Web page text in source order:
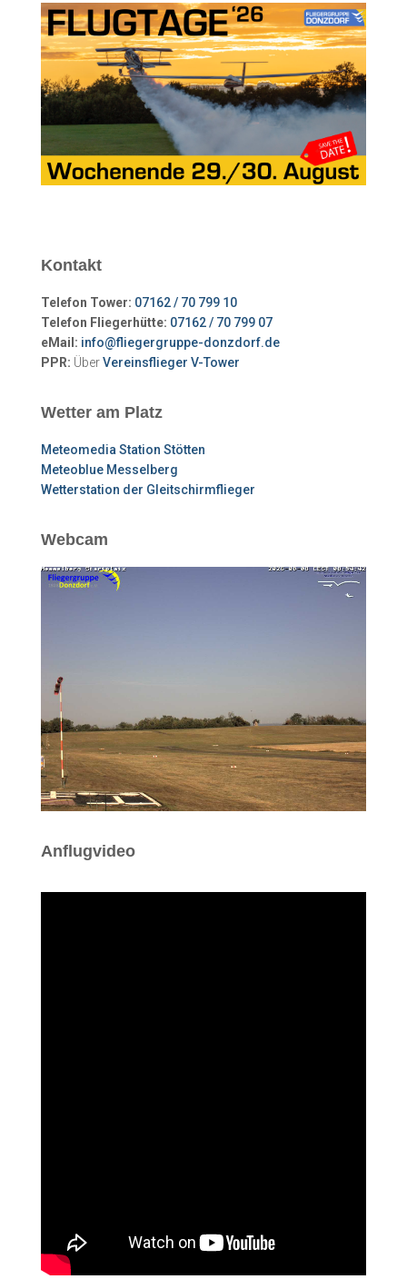
Kontakt
Telefon Tower: 07162 / 70 799 10
Telefon Fliegerhütte: 07162 / 70 799 07
eMail: info@fliegergruppe-donzdorf.de
PPR: ÜberVereinsflieger V-Tower
Wetter am Platz
Meteomedia Station Stötten
Meteoblue Messelberg
Wetterstation der Gleitschirmflieger
Webcam
Anflugvideo